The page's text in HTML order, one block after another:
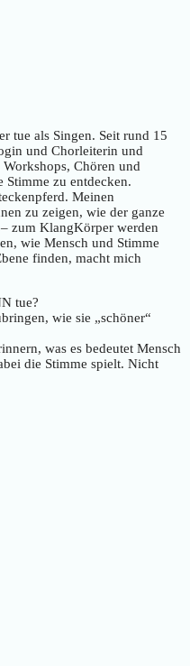
tue als Singen. Seit rund 15
und Chorleiterin und
Chören und
Stimme zu entdecken.
Meinen
zu zeigen, wie der ganze
zum KlangKörper werden
wie Mensch und Stimme
finden, macht mich
tue?
wie sie „schöner“
was es bedeutet Mensch
die Stimme spielt. Nicht